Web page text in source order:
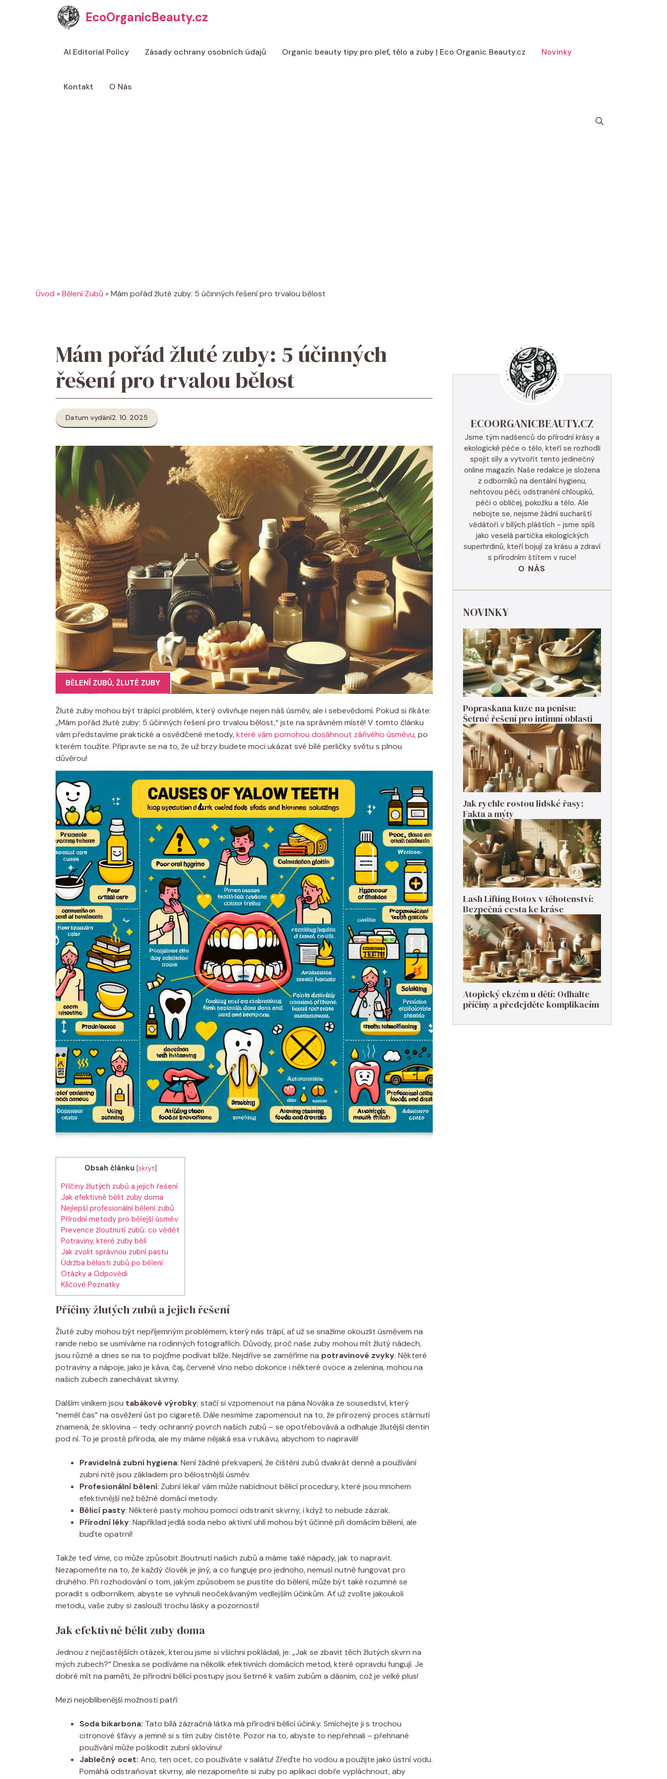
EcoOrganicBeauty.cz
AI Editorial Policy Zásady ochrany osobních údajů Organic beauty tipy pro pleť, tělo a zuby | Eco Organic Beauty.cz Novinky
Kontakt O Nás
Úvod »Bělení Zubů »Mám pořád žluté zuby: 5 účinných řešení pro trvalou bělost
Mám pořád žluté zuby: 5 účinných
řešení pro trvalou bělost
Datum vydání2. 10. 2025
BĚLENÍ ZUBŮ, ŽLUTÉ ZUBY
Žluté zuby mohou být trápící problém, který ovlivňuje nejen náš úsměv, ale i sebevědomí. Pokud si říkáte:
„Mám pořád žluté zuby: 5 účinných řešení pro trvalou bělost,“ jste na správném místě! V tomto článku
vám představíme praktické a osvědčené metody,které vám pomohou dosáhnout zářivého úsměvu, po
kterém toužíte. Připravte se na to, že už brzy budete moci ukázat své bílé perličky světu s plnou
důvěrou!
Obsah článku [skrýt]
Příčiny žlutých zubů a jejich řešení
Jak efektivně bělit zuby doma
Nejlepší profesionální bělení zubů
Přírodní metody pro bělejší úsměv
Prevence žloutnutí zubů: co vědět
Potraviny, které zuby bělí
Jak zvolit správnou zubní pastu
Údržba bělosti zubů po bělení
Otázky a Odpovědi
Klíčové Poznatky
Příčiny žlutých zubů a jejich řešení
Žluté zuby mohou být nepříjemným problémem, který nás trápí, ať už se snažíme okouzlit úsměvem na
rande nebo se usmíváme na rodinných fotografiích. Důvody, proč naše zuby mohou mít žlutý nádech,
jsou různé a dnes se na to pojďme podívat blíže. Nejdříve se zaměříme na potravinové zvyky. Některé
potraviny a nápoje, jako je káva, čaj, červené víno nebo dokonce i některé ovoce a zelenina, mohou na
našich zubech zanechávat skvrny.
Dalším viníkem jsou tabákové výrobky; stačí si vzpomenout na pána Nováka ze sousedství, který
“neměl čas” na osvěžení úst po cigaretě. Dále nesmíme zapomenout na to, že přirozený proces stárnutí
znamená, že sklovina – tedy ochranný povrch našich zubů – se opotřebovává a odhaluje žlutější dentin
pod ní. To je prostě příroda, ale my máme nějaká esa v rukávu, abychom to napravili!
Pravidelná zubní hygiena: Není žádné překvapení, že čištění zubů dvakrát denně a používání
zubní nitě jsou základem pro bělostnější úsměv.
Profesionální bělení: Zubní lékař vám může nabídnout bělicí procedury, které jsou mnohem
efektivnější než běžné domácí metody.
Bělicí pasty: Některé pasty mohou pomoci odstranit skvrny, i když to nebude zázrak.
Přírodní léky: Například jedlá soda nebo aktivní uhlí mohou být účinné při domácím bělení, ale
buďte opatrní!
Takže teď víme, co může způsobit žloutnutí našich zubů a máme také nápady, jak to napravit.
Nezapomeňte na to, že každý člověk je jiný, a co funguje pro jednoho, nemusí nutně fungovat pro
druhého. Při rozhodování o tom, jakým způsobem se pustíte do bělení, může být také rozumné se
poradit s odborníkem, abyste se vyhnuli neočekávaným vedlejším účinkům. Ať už zvolíte jakoukoli
metodu, vaše zuby si zaslouží trochu lásky a pozornosti!
Jak efektivně bělit zuby doma
Jednou z nejčastějších otázek, kterou jsme si všichni pokládali, je: „Jak se zbavit těch žlutých skvrn na
mých zubech?“ Dneska se podíváme na několik efektivních domácích metod, které opravdu fungují. Je
dobré mít na paměti, že přírodní bělící postupy jsou šetrné k vašim zubům a dásním, což je velké plus!
Mezi nejoblíbenější možnosti patří:
Soda bikarbona: Tato bílá zázračná látka má přírodní bělící účinky. Smíchejte ji s trochou
citronové šťávy a jemně si s tím zuby čistěte. Pozor na to, abyste to nepřehnali – přehnané
používání může poškodit zubní sklovinu!
Jablečný ocet: Ano, ten ocet, co používáte v salátu! Zřeďte ho vodou a použijte jako ústní vodu.
Pomáhá odstraňovat skvrny, ale nezapomeňte si zuby po aplikaci dobře vypláchnout, aby
ECOORGANICBEAUTY.CZ
Jsme tým nadšenců do přírodní krásy a
ekologické péče o tělo, kteří se rozhodli
spojit síly a vytvořit tento jedinečný
online magazín. Naše redakce je složena
z odborníků na dentální hygienu,
nehtovou péči, odstranění chloupků,
péči o obličej, pokožku a tělo. Ale
nebojte se, nejsme žádní sucharští
vědátoři v bílých pláštích - jsme spíš
jako veselá partička ekologických
superhrdinů, kteří bojují za krásu a zdraví
s přírodním štítem v ruce!
O NÁS
NOVINKY
Popraskana kuze na penisu:
Šetrné řešení pro intimní oblasti
Jak rychle rostou lidské řasy:
Fakta a mýty
Lash Lifting Botox v těhotenství:
Bezpečná cesta ke kráse
Atopický ekzém u dětí: Odhalte
příčiny a předejděte komplikacím